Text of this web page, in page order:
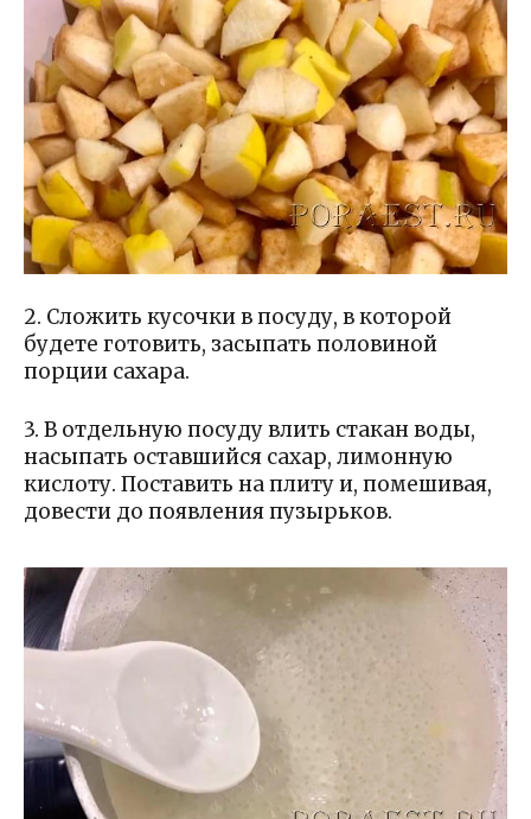
2. Сложить кусочки в посуду, в которой
будете готовить, засыпать половиной
порции сахара.
3. В отдельную посуду влить стакан воды,
насыпать оставшийся сахар, лимонную
кислоту. Поставить на плиту и, помешивая,
довести до появления пузырьков.